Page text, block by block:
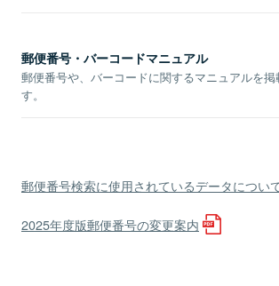
郵便番号・バーコードマニュアル
郵便番号や、バーコードに関するマニュアルを掲
す。
郵便番号検索に使用されているデータについ
2025年度版郵便番号の変更案内